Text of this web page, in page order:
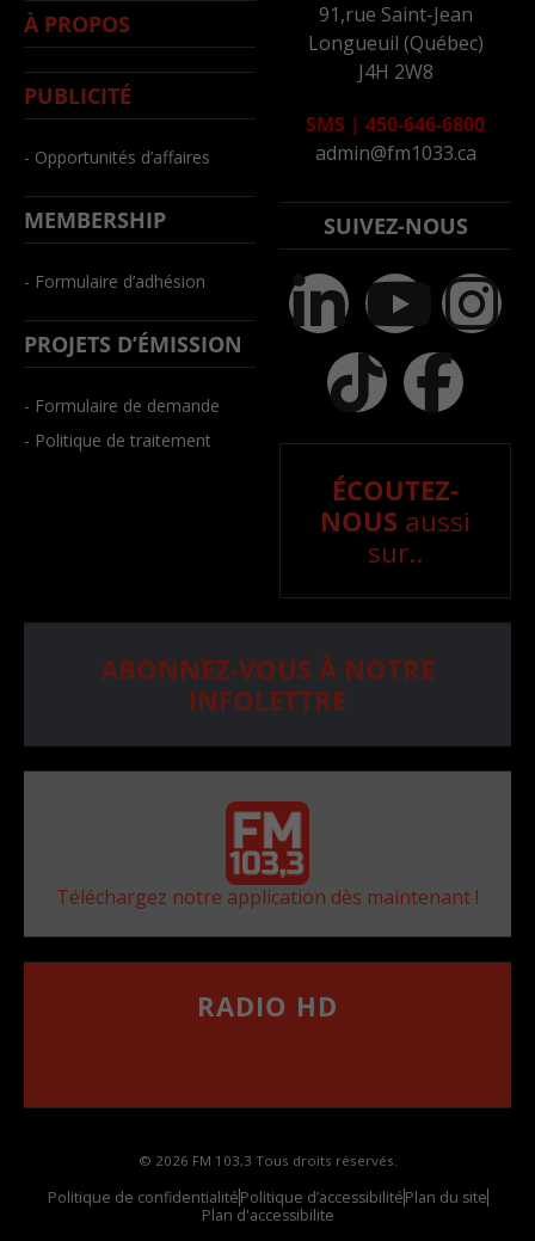
À PROPOS
PUBLICITÉ
- Opportunités d’affaires
MEMBERSHIP
- Formulaire d’adhésion
PROJETS D’ÉMISSION
- Formulaire de demande
- Politique de traitement
91,rue Saint-Jean
Longueuil (Québec)
J4H 2W8
SMS | 450-646-6800
admin@fm1033.ca
SUIVEZ-NOUS
ÉCOUTEZ-
NOUS aussi
sur..
ABONNEZ-VOUS À NOTRE
INFOLETTRE
Téléchargez notre application dès maintenant !
RADIO HD
© 2026 FM 103,3 Tous droits réservés.
Politique de confidentialitéPolitique d’accessibilitéPlan du site
Plan d'accessibilite